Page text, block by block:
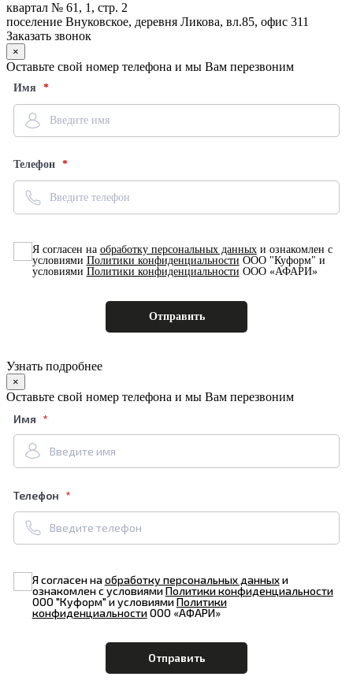
квартал № 61, 1, стр. 2
поселение Внуковское, деревня Ликова, вл.85, офис 311
Заказать звонок
×
Оставьте свой номер телефона и мы Вам перезвоним
Имя
Телефон
Я согласен на обработку персональных данныхи ознакомлен с
условиями Политики конфиденциальности ООО "Куформ" и
условиями Политики конфиденциальности ООО «АФАРИ»
Узнать подробнее
×
Оставьте свой номер телефона и мы Вам перезвоним
Имя
Телефон
Я согласен наобработку персональных данныхи
ознакомлен с условиямиПолитики конфиденциальности
ООО "Куформ" и условиямиПолитики
конфиденциальностиООО «АФАРИ»